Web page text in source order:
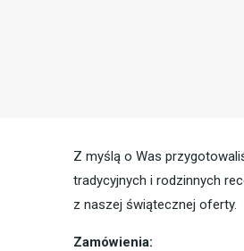
Z myślą o Was
tradycyjnych i rodzinnych
z naszej świątecznej oferty.
Zamówienia: